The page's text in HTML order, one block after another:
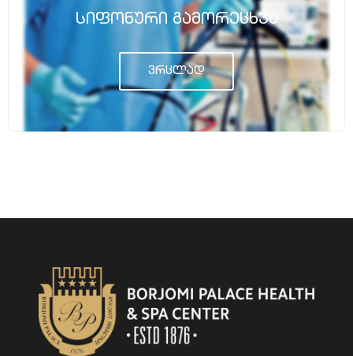
Სიფონური Გამორეცხვა
ვრცლად